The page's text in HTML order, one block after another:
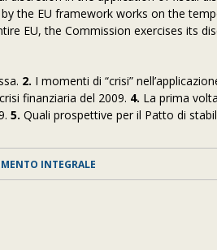
the EU framework works on the
EU, the Commission exercises its
2. I momenti di “crisi”
finanziaria del 2009. 4. La prima
5. Quali prospettive per il Patto di
INTEGRALE